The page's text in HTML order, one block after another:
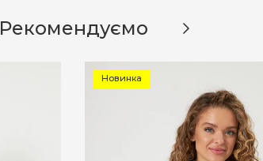
Рекомендуємо Далі
Новинка